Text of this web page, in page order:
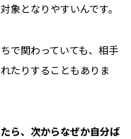
象となりやすいんです。
で関わっていても、相手
たりすることもありま
ら、次からなぜか自分ば